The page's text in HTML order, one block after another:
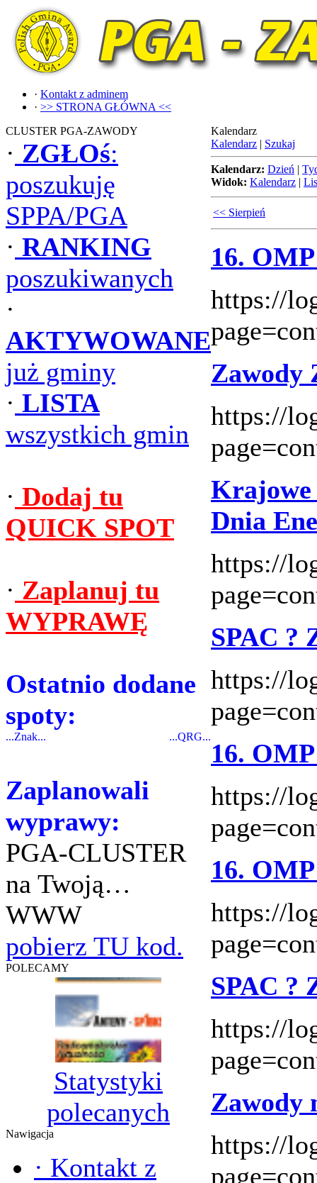
· Kontakt z adminem
· >> STRONA GŁÓWNA <<
CLUSTER PGA-ZAWODY
· ZGŁOś:
poszukuję
SPPA/PGA
· RANKING
poszukiwanych
·
AKTYWOWANE
już gminy
· LISTA
wszystkich gmin
· Dodaj tu
QUICK SPOT
· Zaplanuj tu
WYPRAWĘ
Ostatnio dodane
spoty:
...Znak... ...QRG...
Zaplanowali
wyprawy:
PGA-CLUSTER
na Twoją…
WWW
pobierz TU kod.
POLECAMY
Statystyki
polecanych
Nawigacja
· Kontakt z
Kalendarz
Kalendarz | Szukaj
Kalendarz: Dzień |
Widok: Kalendarz |
<< Sierpień
16.
https://
Zawody
https://
Krajowe
Dnia
https://
SPAC ?
https://
16.
https://
16.
https://
SPAC ?
https://
Zawody
https://